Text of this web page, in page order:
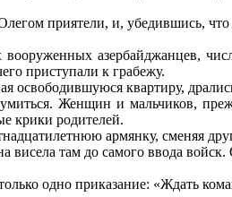
приятели, и, убедившись,
азербайджанцев,
приступали к грабежу.
освободившуюся квартиру,
Женщин и мальчиков,
крики родителей.
армянку, сменяя
висела там до самого ввода
одно приказание: «Ждать